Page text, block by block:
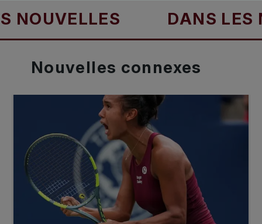
DANS LES
Nouvelles connexes